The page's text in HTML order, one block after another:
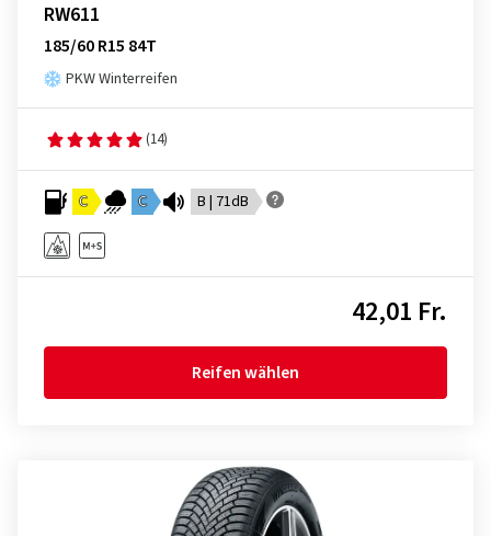
RW611
185/60 R15 84T
PKW Winterreifen
(14)
C C B | 71dB
42,01 Fr.
Reifen wählen